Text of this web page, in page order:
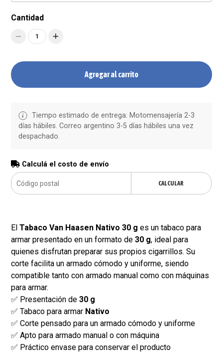
Cantidad
1
Agregar al carrito
Tiempo estimado de entrega: Motomensajería 2-3
días hábiles. Correo argentino 3-5 días hábiles una vez
despachado.
Calculá el costo de envío
CALCULAR
ElTabaco Van Haasen Nativo 30 g es un tabaco para
armar presentado en un formato de30 g, ideal para
quienes disfrutan preparar sus propios cigarrillos. Su
corte facilita un armado cómodo y uniforme, siendo
compatible tanto con armado manual como con máquinas
para armar.
✅ Presentación de30 g
✅ Tabaco para armar Nativo
✅ Corte pensado para un armado cómodo y uniforme
✅ Apto para armado manual o con máquina
✅ Práctico envase para conservar el producto